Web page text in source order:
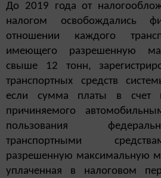
До 2019 года от
налогом освобождались
отношении каждого
имеющего разрешенную
свыше 12 тонн,
транспортных средств
если сумма платы в счет
причиняемого
пользования
транспортными
разрешенную максимальную
уплаченная в налоговом